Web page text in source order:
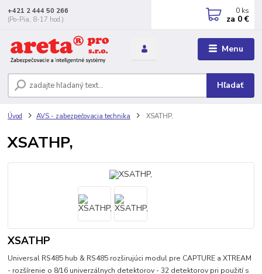
Menu
Hľadať
+421 2 444 50 266
(Po-Pia, 8-17 hod.)
0 ks
za 0 €
Úvod AVS - zabezpečovacia technika XSATHP,
XSATHP,
XSATHP
Universal RS485 hub & RS485 rozširujúci modul pre CAPTURE a XTREAM
- rozšírenie o 8/16 univerzálnych detektorov - 32 detektorov pri použití s